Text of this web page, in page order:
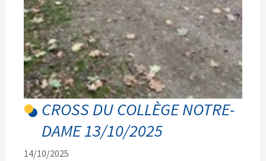
CROSS DU COLLÈGE NOTRE-
DAME 13/10/2025
14/10/2025